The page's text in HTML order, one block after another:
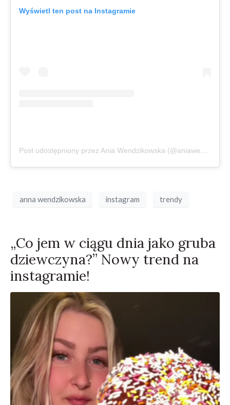
Wyświetl ten post na Instagramie
Post udostępniony przez Ania Wendzikowska (@aniawendzikowska)
anna wendzikowska instagram trendy
„Co jem w ciągu dnia jako gruba
dziewczyna?” Nowy trend na
instagramie!